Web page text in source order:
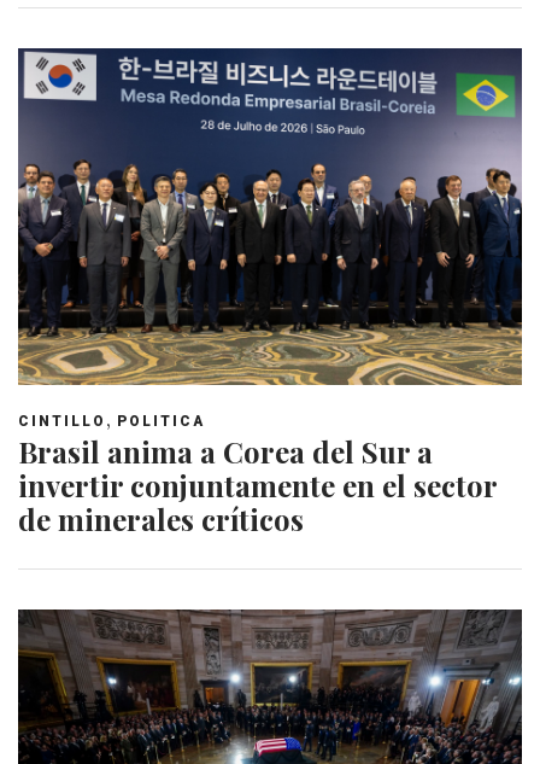
CINTILLO , POLITICA
Brasil anima a Corea del Sur a
invertir conjuntamente en el sector
de minerales críticos